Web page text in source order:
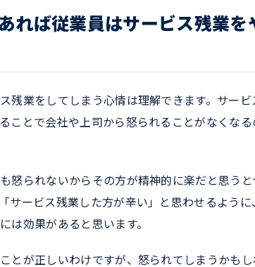
れば従業員はサービス残業を
残業をしてしまう心情は理解できます。サービ
ことで会社や上司から怒られることがなくなる
怒られないからその方が精神的に楽だと思うと
ービス残業した方が辛い」と思わせるように
は効果があると思います。
とが正しいわけですが、怒られてしまうかも